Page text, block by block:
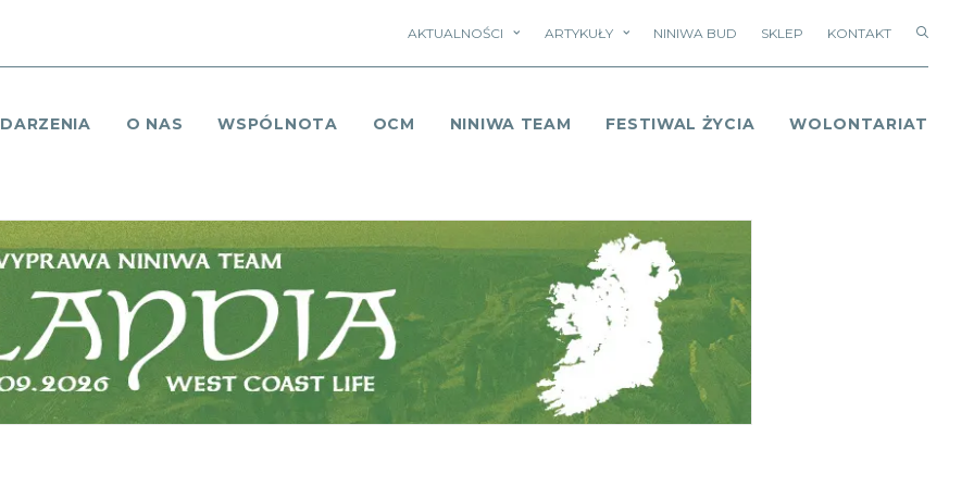
AKTUALNOŚCI ARTYKUŁY NINIWA BUD SKLEP KONTAKT
O NAS WSPÓLNOTA OCM NINIWA TEAM FESTIWAL ŻYCIA WOLONTARIAT